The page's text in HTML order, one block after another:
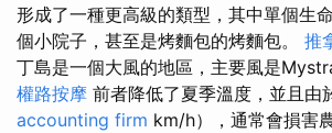
形成了一種更高級的類型，其中單個生
個小院子，甚至是烤麵包的烤麵包。 推
丁島是一個大風的地區，主要風是
權路按摩 前者降低了夏季溫度，並且由
accounting firm km/h），通常會損害